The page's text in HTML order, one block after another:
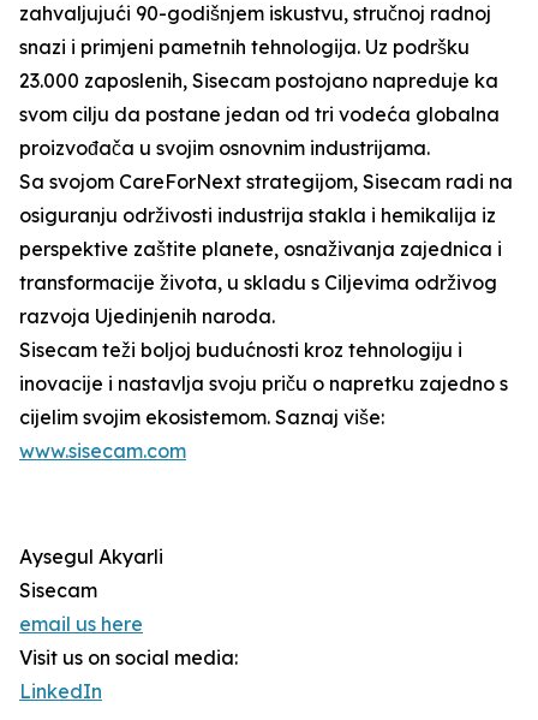
zahvaljujući 90-godišnjem iskustvu, stručnoj radnoj
snazi i primjeni pametnih tehnologija. Uz podršku
23.000 zaposlenih, Sisecam postojano napreduje ka
svom cilju da postane jedan od tri vodeća globalna
proizvođača u svojim osnovnim industrijama.
Sa svojom CareForNext strategijom, Sisecam radi na
osiguranju održivosti industrija stakla i hemikalija iz
perspektive zaštite planete, osnaživanja zajednica i
transformacije života, u skladu s Ciljevima održivog
razvoja Ujedinjenih naroda.
Sisecam teži boljoj budućnosti kroz tehnologiju i
inovacije i nastavlja svoju priču o napretku zajedno s
cijelim svojim ekosistemom. Saznaj više:
www.sisecam.com
Aysegul Akyarli
Sisecam
email us here
Visit us on social media:
LinkedIn